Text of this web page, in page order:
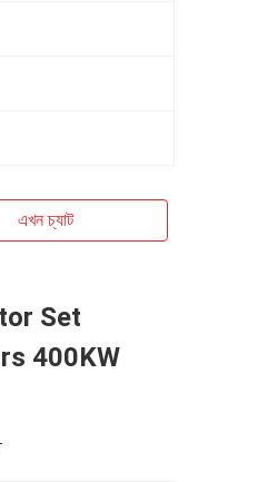
এখন চ্যাট
Set
400KW